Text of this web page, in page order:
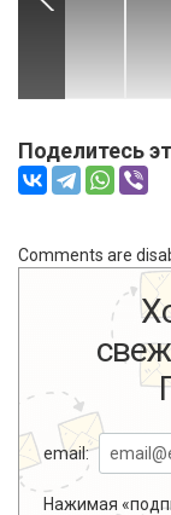
Поделитесь
Comments are
email:
Нажимая